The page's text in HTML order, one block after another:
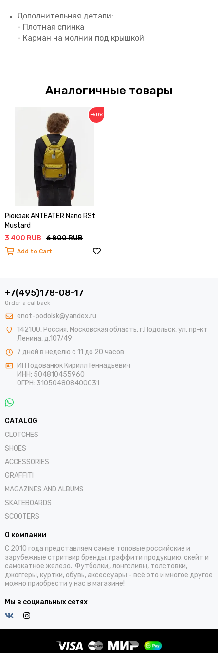
Дополнительная детали:
- Плотная спинка
- Карман на молнии под крышкой
Аналогичные товары
−50%
Рюкзак ANTEATER Nano RSt
Mustard
3 400 RUB
6 800 RUB
Add to Cart
+7(495)178-08-17
Order a callback
enot-podolsk@yandex.ru
142100, Россия, Московская область, г.Подольск,ул. пр-кт
Ленина, д.107/49
7 дней в неделю с 11 до 20 часов
ИП Годованюк Кирилл Геннадьевич
ИНН: 504810455960
ОГРН: 310504808400031
CATALOG
CLOTCHES
SHOES
ACCESSORIES
GRAFFITI
MAGAZINES AND ALBUMS
SKATEBOARDS
SCOOTERS
О компании
С 2010 года представляем самые топовые российские и
зарубежные стритвир бренды, граффити продукцию, скейт и
самокатное железо. Футболки,, лонгсливы, толстовки,
джоггеры, куртки, обувь, аксессуары - всё это и многое другое
можно приобрести у нас в магазине!
Мы в социальных сетях